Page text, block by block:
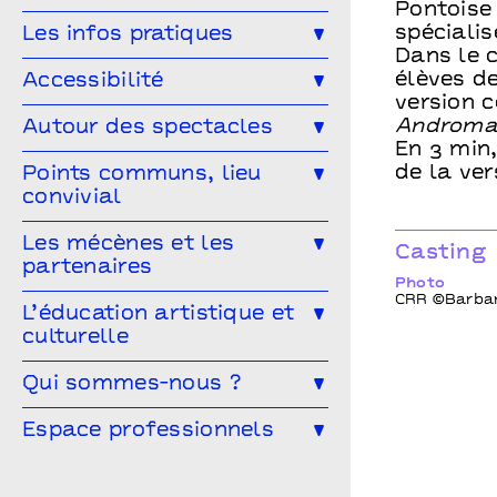
En famille Ateliers
Résidences précédentes
Comment réserver ? Les tarifs
Vous venez en groupe ?
Les infos pratiques
Venir à Points communs
Hors-les-murs
Accessibilité
L’accessibilité pour tous·tes !
sociale ?
Autour des spectacles
Les ateliers de pratique
Les Conversations
Visitez les théâtres
Points communs, lieu
convivial
Le Mélangeur
Le Service garderie
Les mécènes et les
partenaires
Devenir mécène
Cultivons nos points communs
Les partenaires
L’éducation artistique et
culturelle
L’éducation artistique et culturelle
à Points communs
Vous êtes enseignant·e ?
Qui sommes-nous ?
L’équipe
Espace professionnels
Dans le
élèves
version
En 3
de la
Casting
Photo
CRR